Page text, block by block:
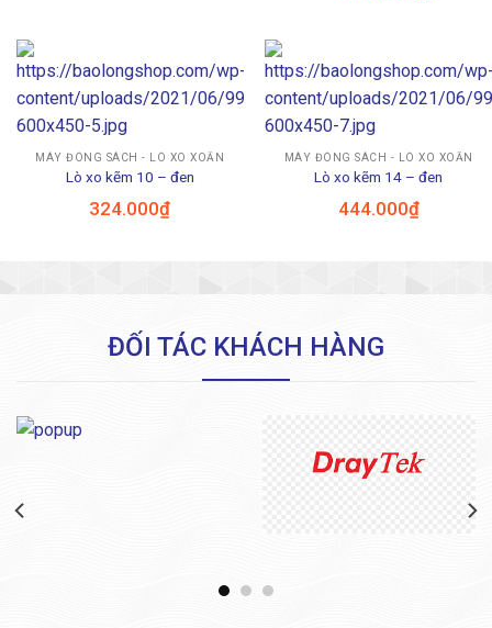
MÁY ĐÓNG SÁCH - LÒ XO XOẮN
Lò xo kẽm 10 – đen
324.000₫
MÁY ĐÓNG SÁCH - LÒ XO XOẮN
Lò xo kẽm 14 – đen
444.000₫
ĐỐI TÁC KHÁCH HÀNG